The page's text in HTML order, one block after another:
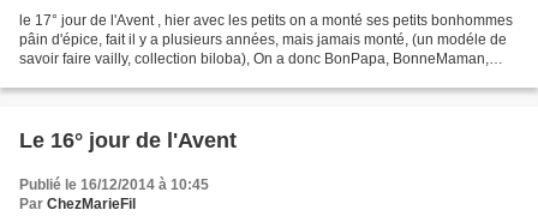
le 17° jour de l'Avent , hier avec les petits on a monté ses petits bonhommes
pâin d'épice, fait il y a plusieurs années, mais jamais monté, (un modéle de
savoir faire vailly, collection biloba), On a donc BonPapa, BonneMaman,
Le 16° jour de l'Avent
Publié le 16/12/2014 à 10:45
Par ChezMarieFil